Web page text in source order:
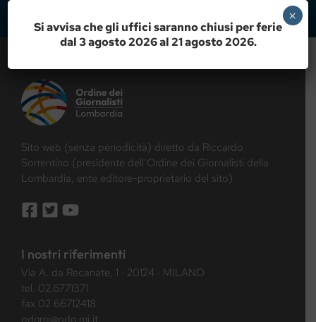
Sito web (senza periodicità) diretto da Riccardo
Sorrentino (presidente dell’Ordine dei Giornalisti della
Lombardia, ente editore-proprietario del sito)
I nostri riferimenti
Via A. da Recanate, 1 · 20124 · MILANO
tel. 02.6771371
fax 02 66712418
Si avvisa che gli uffici saranno chiusi per ferie
dal 3 agosto 2026 al 21 agosto 2026.
×